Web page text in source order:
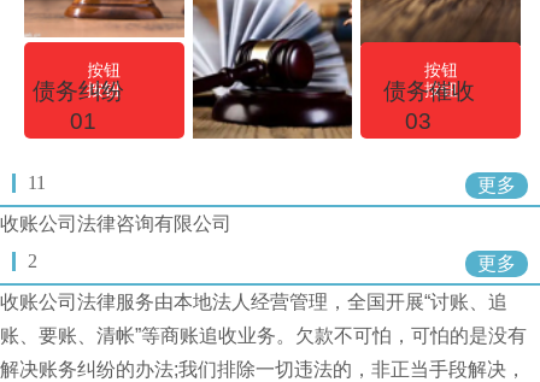
03
债务催收
按钮
按钮
01
债务纠纷
按钮
按钮
11
更多
收账公司法律咨询有限公司
2
更多
收账公司法律服务由本地法人经营管理，全国开展“讨账、追
账、要账、清帐”等商账追收业务。欠款不可怕，可怕的是没有
解决账务纠纷的办法;我们排除一切违法的，非正当手段解决，